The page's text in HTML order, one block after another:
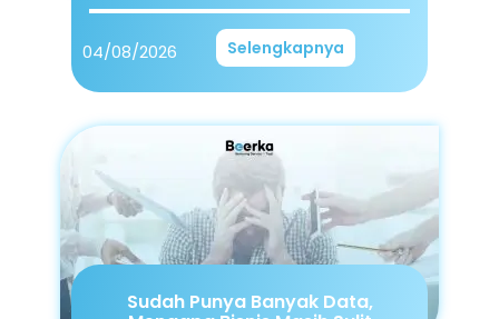
04/08/2026 Selengkapnya
Sudah Punya Banyak Data,